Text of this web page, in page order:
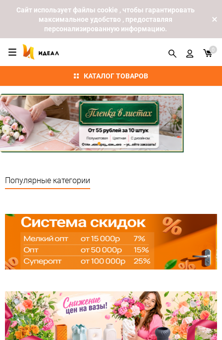
Cайт использует файлы cookie , чтобы гарантировать
максимальное удобство , предоставляя
персонализированную информацию.
КАТАЛОГ ТОВАРОВ
0
Популярные категории